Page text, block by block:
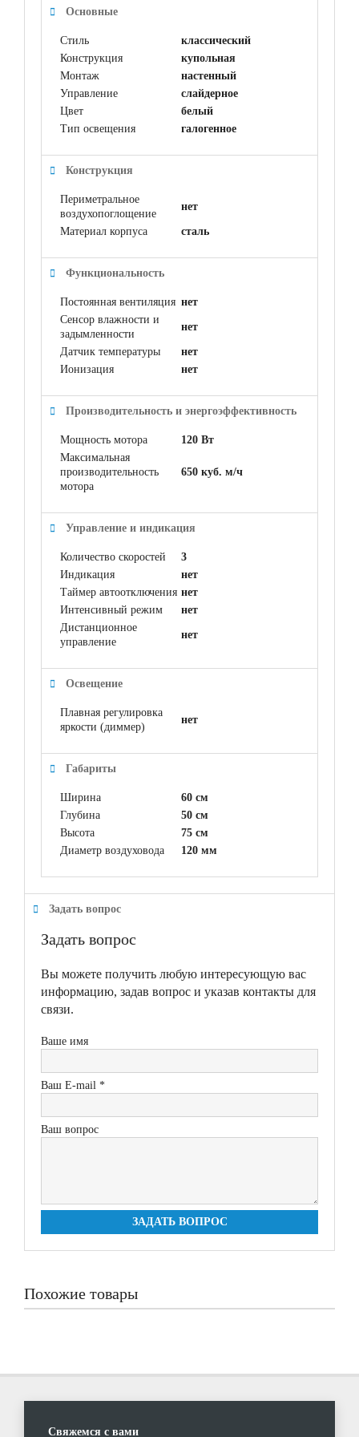
Основные
Стиль
классический
Конструкция
купольная
Монтаж
настенный
Управление
слайдерное
Цвет
белый
Тип освещения
галогенное
Конструкция
Периметральное
воздухопоглощение
нет
Материал корпуса сталь
Функциональность
Постоянная вентиляция нет
Сенсор влажности и
задымленности
нет
Датчик температуры
нет
Ионизация
нет
Производительность и энергоэффективность
Мощность мотора
120 Вт
Максимальная
производительность
мотора
650 куб. м/ч
Управление и индикация
Количество скоростей
3
Индикация
нет
Таймер автоотключения нет
Интенсивный режим
нет
Дистанционное
управление
нет
Освещение
Плавная регулировка
яркости (диммер)
нет
Габариты
Ширина
60 см
Глубина
50 см
Высота
75 см
Диаметр воздуховода
120 мм
Задать вопрос
Задать вопрос
Вы можете получить любую интересующую вас
информацию, задав вопрос и указав контакты для
связи.
Ваше имя
Ваш E-mail *
Ваш вопрос
ЗАДАТЬ ВОПРОС
Похожие товары
Свяжемся с вами